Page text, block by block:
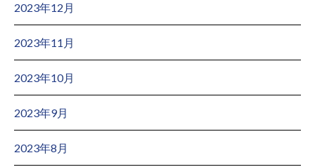
2023年12月
2023年11月
2023年10月
2023年9月
2023年8月